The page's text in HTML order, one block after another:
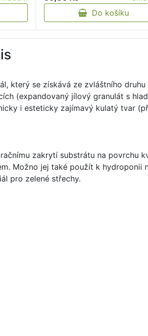
Do košíku
který se získává ze zvláštního
(expandovaný jílový granulát s
i esteticky zajímavý kulatý tvar
zakrytí substrátu na povrchu
Možno jej také použít k hydroponii
pro zelené střechy.